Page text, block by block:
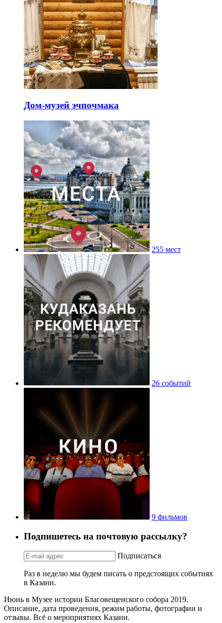
Дом-музей эчпочмака
255 мест
26 событий
9 фильмов
Подпишетесь на почтовую рассылку?
Подписаться
Раз в неделю мы будем писать о предстоящих событиях
в Казани.
Июнь в Музее истории Благовещенского собора 2019.
Описание, дата проведения, режим работы, фотографии и
отзывы. Всё о мероприятиях Казани.